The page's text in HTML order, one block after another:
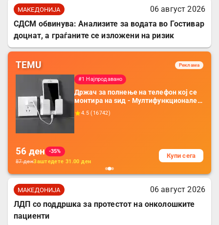
МАКЕДОНИЈА
06 август 2026
СДСМ обвинува: Анализите за водата во Гостивар
доцнат, а граѓаните се изложени на ризик
TEMU Реклама
#1 Најпродавано
Држач за полнење на телефон кој се
монтира на ѕид - Мултифункционален
пластичен организатор за чување на
покрај кревет и за ТВ далечински
4.5 ( 16742)
56 ден
-35%
87денЗаштедете 31.00 ден
Купи сега
МАКЕДОНИЈА
06 август 2026
ЛДП со поддршка за протестот на онколошките
пациенти